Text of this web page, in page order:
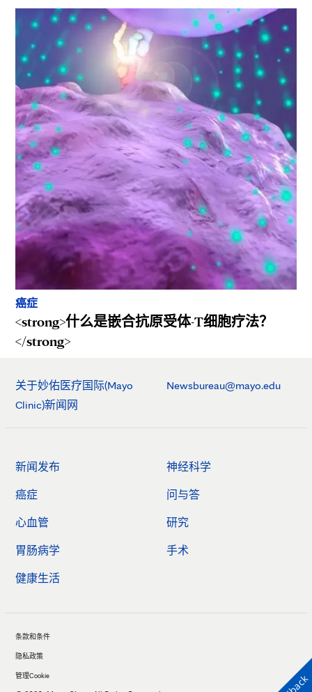
癌症
<strong>什么是嵌合抗原受体-T细胞疗法？
</strong>
关于妙佑医疗国际(Mayo
Clinic)新闻网
Newsbureau@mayo.edu
新闻发布
癌症
心血管
胃肠病学
健康生活
神经科学
问与答
研究
手术
条款和条件
隐私政策
管理Cookie